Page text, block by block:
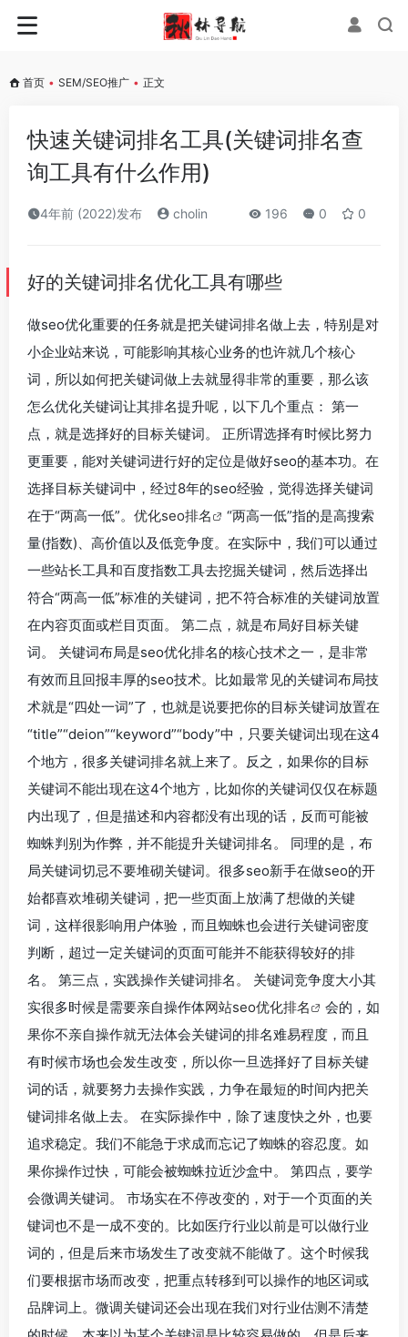
首页 • SEM/SEO推广 • 正文
快速关键词排名工具(关键词排名查
询工具有什么作用)
4年前 (2022)发布 cholin 196 0 0
好的关键词排名优化工具有哪些
做seo优化重要的任务就是把关键词排名做上去，特别是对
小企业站来说，可能影响其核心业务的也许就几个核心
词，所以如何把关键词做上去就显得非常的重要，那么该
怎么优化关键词让其排名提升呢，以下几个重点： 第一
点，就是选择好的目标关键词。 正所谓选择有时候比努力
更重要，能对关键词进行好的定位是做好seo的基本功。在
选择目标关键词中，经过8年的seo经验，觉得选择关键词
在于“两高一低”。 优化seo排名
“两高一低”指的是高搜索
量(指数)、高价值以及低竞争度。在实际中，我们可以通过
一些站长工具和百度指数工具去挖掘关键词，然后选择出
符合“两高一低”标准的关键词，把不符合标准的关键词放置
在内容页面或栏目页面。 第二点，就是布局好目标关键
词。 关键词布局是seo优化排名的核心技术之一，是非常
有效而且回报丰厚的seo技术。比如最常见的关键词布局技
术就是“四处一词”了，也就是说要把你的目标关键词放置在
“title”“deion”“keyword”“body”中，只要关键词出现在这4
个地方，很多关键词排名就上来了。反之，如果你的目标
关键词不能出现在这4个地方，比如你的关键词仅仅在标题
内出现了，但是描述和内容都没有出现的话，反而可能被
蜘蛛判别为作弊，并不能提升关键词排名。 同理的是，布
局关键词切忌不要堆砌关键词。很多seo新手在做seo的开
始都喜欢堆砌关键词，把一些页面上放满了想做的关键
词，这样很影响用户体验，而且蜘蛛也会进行关键词密度
判断，超过一定关键词的页面可能并不能获得较好的排
名。 第三点，实践操作关键词排名。 关键词竞争度大小其
实很多时候是需要亲自操作体网站seo优化排名
会的，如
果你不亲自操作就无法体会关键词的排名难易程度，而且
有时候市场也会发生改变，所以你一旦选择好了目标关键
词的话，就要努力去操作实践，力争在最短的时间内把关
键词排名做上去。 在实际操作中，除了速度快之外，也要
追求稳定。我们不能急于求成而忘记了蜘蛛的容忍度。如
果你操作过快，可能会被蜘蛛拉近沙盒中。 第四点，要学
会微调关键词。 市场实在不停改变的，对于一个页面的关
键词也不是一成不变的。比如医疗行业以前是可以做行业
词的，但是后来市场发生了改变就不能做了。这个时候我
们要根据市场而改变，把重点转移到可以操作的地区词或
品牌词上。微调关键词还会出现在我们对行业估测不清楚